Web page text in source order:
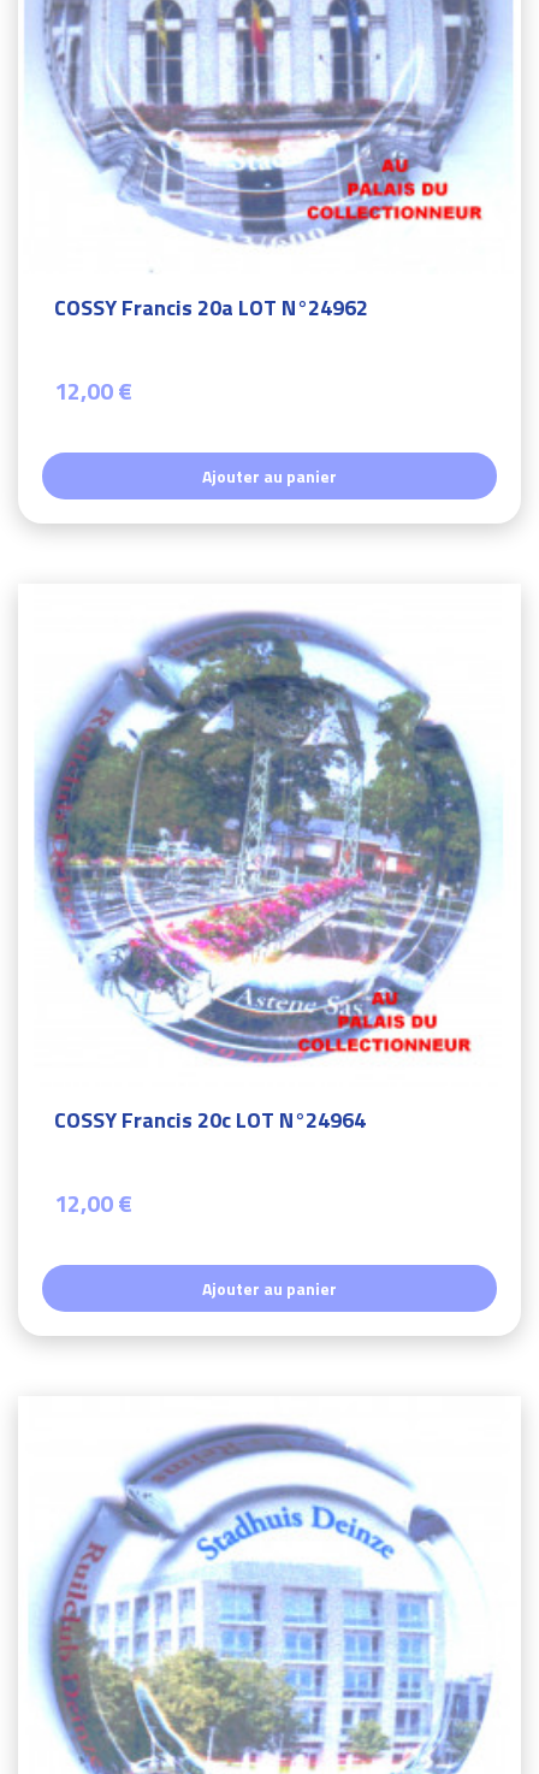
COSSY Francis 20a LOT N°24962
12,00 €
Ajouter au panier
COSSY Francis 20c LOT N°24964
12,00 €
Ajouter au panier